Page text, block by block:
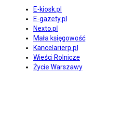
E-kiosk.pl
E-gazety.pl
Nexto.pl
Mała księgowość
Kancelarierp.pl
Wieści Rolnicze
Życie Warszawy